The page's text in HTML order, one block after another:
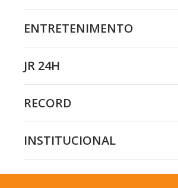
ENTRETENIMENTO
JR 24H
RECORD
INSTITUCIONAL